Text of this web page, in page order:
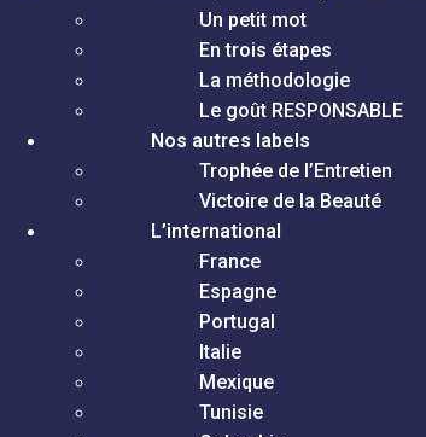
Un petit mot
En trois étapes
La méthodologie
Le goût RESPONSABLE
Nos autres labels
Trophée de l’Entretien
Victoire de la Beauté
L’international
France
Espagne
Portugal
Italie
Mexique
Tunisie